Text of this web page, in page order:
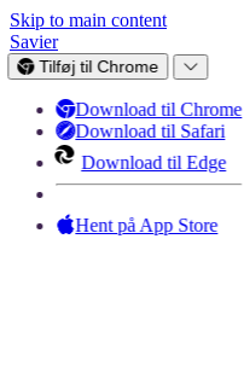
Skip to main content
Savier
Tilføj til Chrome
Download til Chrome
Download til Safari
Download til Edge
Hent på App Store